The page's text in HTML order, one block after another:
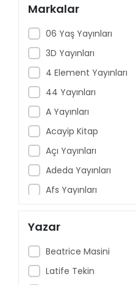
Markalar
06 Yaş Yayınları
3D Yayınları
4 Element Yayınları
44 Yayınları
A Yayınları
Acayip Kitap
Açı Yayınları
Adeda Yayınları
Afs Yayınları
Aile Yayınları
Akçağ Yayınları
AkılÇelen Yayınları
Yazar
Beatrice Masini
Latife Tekin